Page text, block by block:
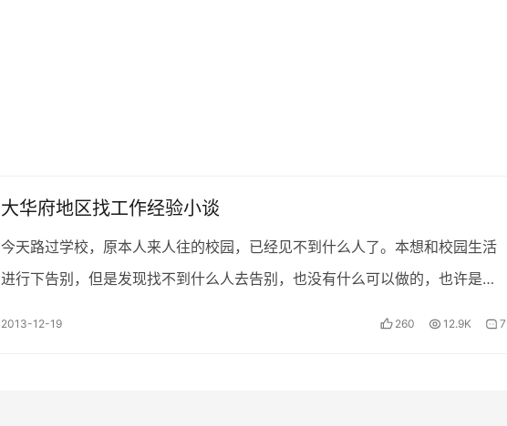
大华府地区找工作经验小谈
今天路过学校，原本人来人往的校园，已经见不到什么人了。本想和校园生活
进行下告别，但是发现找不到什么人去告别，也没有什么可以做的，也许是因
2013-12-19 260 12.9K 7